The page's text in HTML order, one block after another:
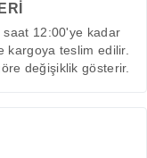
saat 12:00'ye kadar
kargoya teslim edilir.
değişiklik gösterir.